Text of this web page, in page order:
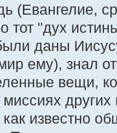
(Евангелие,
"дух
даны
ему), знал
вещи,
других
известно